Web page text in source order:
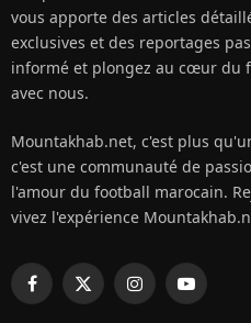
vous apporte des articles
exclusives et des reportages
informé et plongez au cœur du
avec nous.
Mountakhab.net, c'est plus
c'est une communauté de
l'amour du football marocain.
vivez l'expérience
Facebook
X
InstagramYouTube